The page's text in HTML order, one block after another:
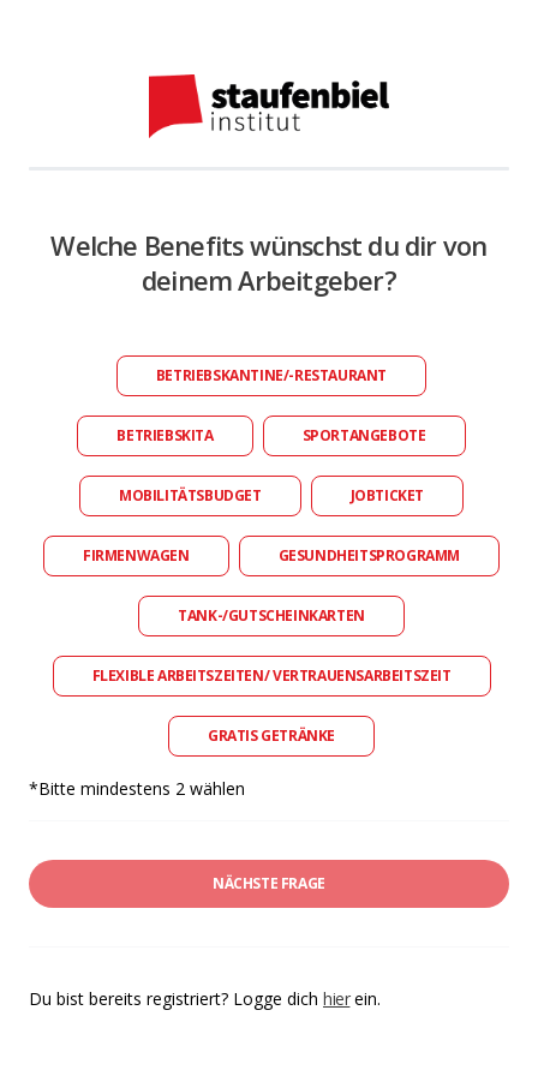
Welche Benefits wünschst du dir von
deinem Arbeitgeber?
BETRIEBSKANTINE/-RESTAURANT
BETRIEBSKITA SPORTANGEBOTE
MOBILITÄTSBUDGET JOBTICKET
FIRMENWAGEN GESUNDHEITSPROGRAMM
TANK-/GUTSCHEINKARTEN
FLEXIBLE ARBEITSZEITEN/ VERTRAUENSARBEITSZEIT
GRATIS GETRÄNKE
*Bitte mindestens 2 wählen
NÄCHSTE FRAGE
Du bist bereits registriert? Logge dich hierein.